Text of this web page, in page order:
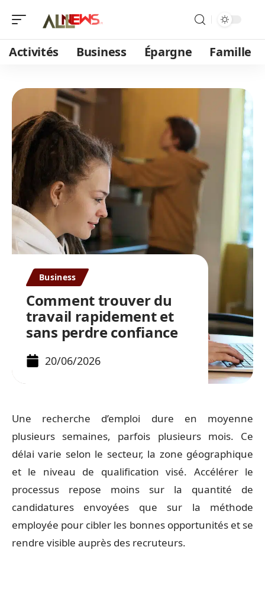
Activités Business Épargne Famille
Business
Comment trouver du
travail rapidement et
sans perdre confiance
20/06/2026
Une recherche d’emploi dure en moyenne
plusieurs semaines, parfois plusieurs mois. Ce
délai varie selon le secteur, la zone géographique
et le niveau de qualification visé. Accélérer le
processus repose moins sur la quantité de
candidatures envoyées que sur la méthode
employée pour cibler les bonnes opportunités et se
rendre visible auprès des recruteurs.